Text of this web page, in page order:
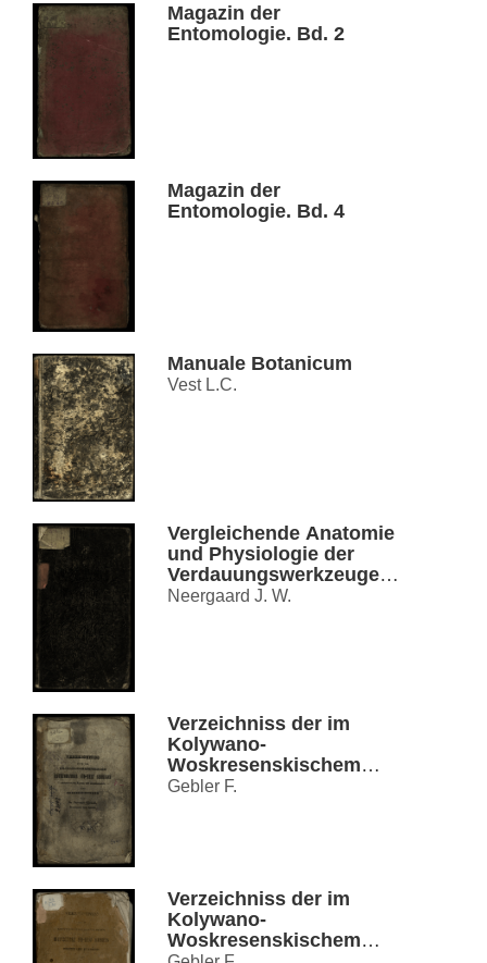
Magazin der
Entomologie. Bd. 2
Magazin der
Entomologie. Bd. 4
Manuale Botanicum
Vest L.C.
Vergleichende Anatomie
und Physiologie der
Verdauungswerkzeuge
der Säugethiere und
Neergaard J. W.
Verzeichniss der im
Kolywano-
Woskresenskischem
Hüttenbezirke Süd-West
Gebler F.
Verzeichniss der im
Kolywano-
Woskresenskischem